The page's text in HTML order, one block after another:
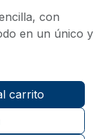
con
en un único y
carrito